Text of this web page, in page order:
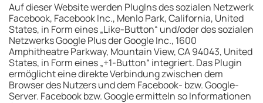
Auf dieser Website werden PlugIns des sozialen Netzwerk
Facebook, Facebook Inc., Menlo Park, California, United
States, in Form eines „Like-Button“ und/oder des sozialen
Netzwerks Google Plus der Google Inc., 1600
Amphitheatre Parkway, Mountain View, CA 94043, United
States, in Form eines „+1-Button“ integriert. Das Plugin
ermöglicht eine direkte Verbindung zwischen dem
Browser des Nutzers und dem Facebook- bzw. Google-
Server. Facebook bzw. Google ermitteln so Informationen